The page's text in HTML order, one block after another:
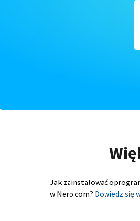
Jak zainstalować
w Nero.com? Dowiedz się